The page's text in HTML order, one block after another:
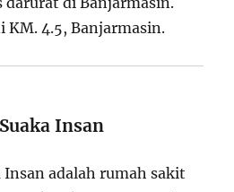
KM. 4.5, Banjarmasin.
Insan
Insan adalah rumah sakit